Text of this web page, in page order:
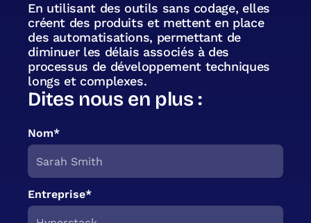
En utilisant des outils sans codage, elles
créent des produits et mettent en place
des automatisations, permettant de
diminuer les délais associés à des
processus de développement techniques
longs et complexes.
Dites nous en plus :
Nom*
Entreprise*